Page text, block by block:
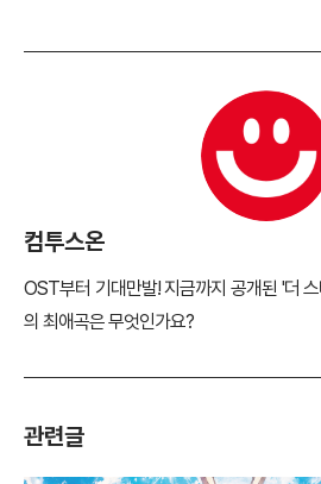
컴투스온
OST부터 기대만발! 지금까지 공개된 '더
의 최애곡은 무엇인가요?
관련글